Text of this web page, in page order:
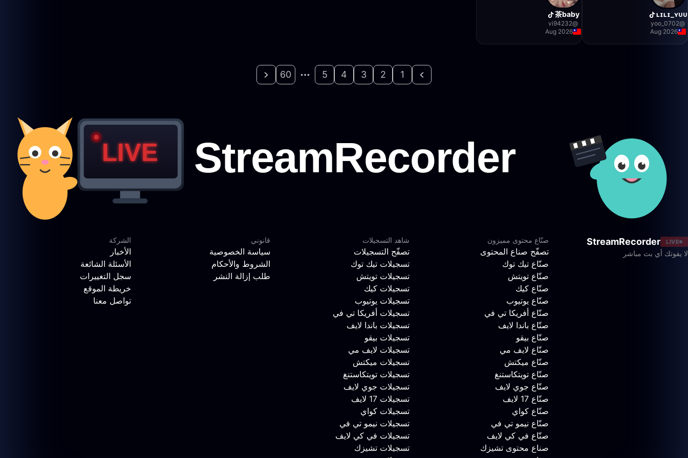
ʟɪʟɪ_ʏᴜᴜ
@
0702_yoo
Aug 2026
茶baby
@
vi94232
Aug 2026
1
2
3
4
5
60
LIVE
StreamRecorder
لا يفوتك أي بث مباشر
صنّاع محتوى مميزون
تصفّح صناع المحتوى
صنّاع تيك توك
صنّاع تويتش
صنّاع كيك
صنّاع يوتيوب
صنّاع أفريكا تي في
صنّاع باندا لايف
صنّاع بيقو
صنّاع لايف مي
صنّاع ميكتش
صنّاع تويتكاستنغ
صنّاع جوي لايف
صنّاع 17 لايف
صنّاع كواي
صنّاع نيمو تي في
صنّاع في كي لايف
صناع محتوى تشيزك
شاهد التسجيلات
تصفّح التسجيلات
تسجيلات تيك توك
تسجيلات تويتش
تسجيلات كيك
تسجيلات يوتيوب
تسجيلات أفريكا تي في
تسجيلات باندا لايف
تسجيلات بيقو
تسجيلات لايف مي
تسجيلات ميكتش
تسجيلات تويتكاستنغ
تسجيلات جوي لايف
تسجيلات 17 لايف
تسجيلات كواي
تسجيلات نيمو تي في
تسجيلات في كي لايف
تسجيلات تشيزك
قانوني
سياسة الخصوصية
الشروط والأحكام
طلب إزالة النشر
الشركة
الأخبار
الأسئلة الشائعة
سجل التغييرات
خريطة الموقع
تواصل معنا